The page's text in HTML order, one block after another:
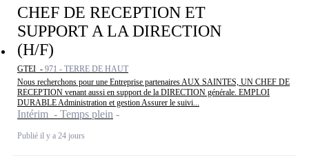
CHEF DE RECEPTION ET
SUPPORT A LA DIRECTION
(H/F)
GTEI - 971 - TERRE DE HAUT
Nous recherchons pour une Entreprise partenaires AUX SAINTES, UN CHEF DE
RECEPTION venant aussi en support de la DIRECTION générale. EMPLOI
DURABLE Administration et gestion Assurer le suivi...
Intérim - Temps plein
Publié il y a 24 jours